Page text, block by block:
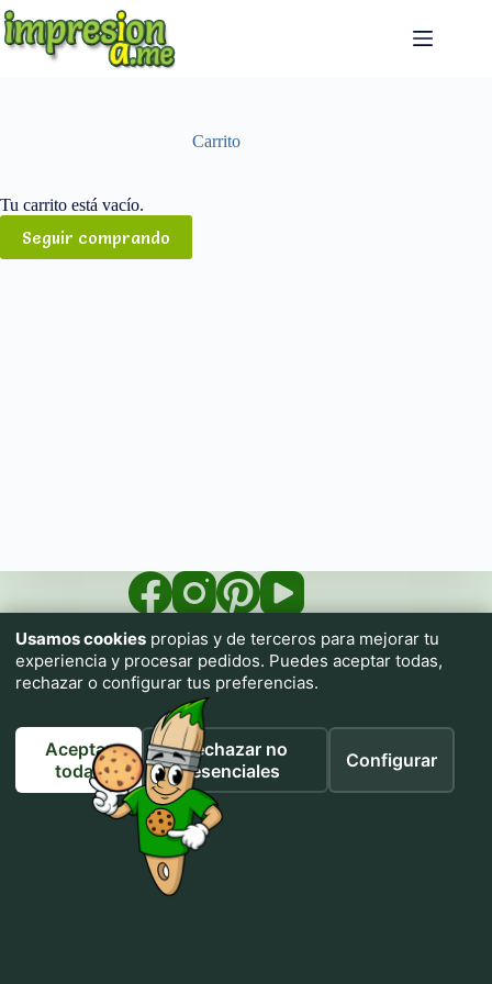
Saltar
al
contenido
Carrito
Tu carrito está vacío.
Seguir comprando
Impresiona.me pone a tu alcance una imprenta textil con
prendas de calidad para que personalices tu ropa sin necesidad
de conocimientos.
Utiliza nuestros tutoriales de IA para generar cualquier diseño
sin necesidad de conocimientos ni habilidades artísticas.
Si puedes describirlo, puedes crearlo.
Usamos cookies propias y de terceros para mejorar tu
experiencia y procesar pedidos. Puedes aceptar todas,
rechazar o configurar tus preferencias.
Aceptar
todas
Rechazar no
esenciales
Configurar